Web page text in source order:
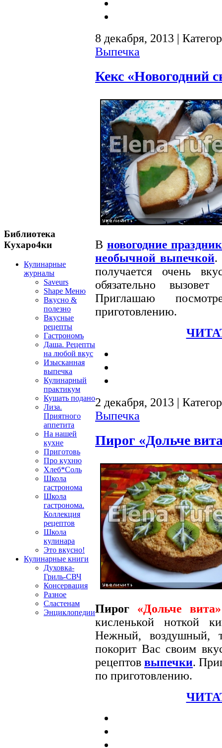
Библиотека
Кухаро4ки
Кулинарные
журналы
Saveurs
Shape Меню
Вкусно &
полезно
Вкусные
рецепты
Гастрономъ
Даша. Рецепты
на любой вкус
Изысканная
выпечка
Кулинарный
практикум
Кушать подано
Лиза.
Приятного
аппетита
На нашей
кухне
Приготовь
Про кухню
Хлеб*Соль
Школа
гастронома
Школа
гастронома.
Коллекция
рецептов
Школа
кулинара
Это вкусно!
Кулинарные книги
Духовка-
Гриль-СВЧ
Консервация
Разное
Сластенам
Энциклопедии
8 декабря, 2013 |
Выпечка
Кекс «Новогодний
В новогодние
необычной выпечкой.
получается очень
обязательно
Приглашаю
приготовлению.
2 декабря, 2013 |
Выпечка
Пирог «Дольче
Пирог «Дольче вита»
кисленькой ноткой
Нежный,
покорит Вас своим
рецептов выпечки.
по приготовлению.